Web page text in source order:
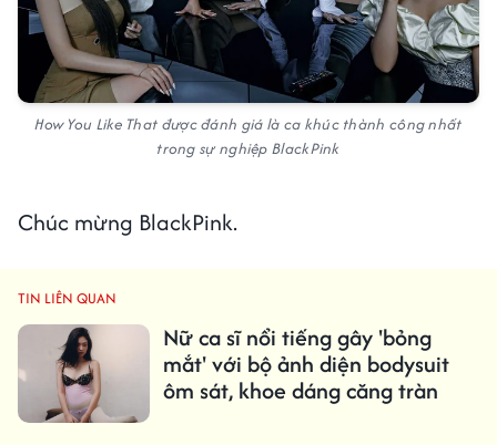
How You Like That được đánh giá là ca khúc thành công nhất
trong sự nghiệp BlackPink
Chúc mừng BlackPink.
TIN LIÊN QUAN
Nữ ca sĩ nổi tiếng gây 'bỏng
mắt' với bộ ảnh diện bodysuit
ôm sát, khoe dáng căng tràn